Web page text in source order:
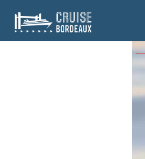
Cruise
Bordeaux,